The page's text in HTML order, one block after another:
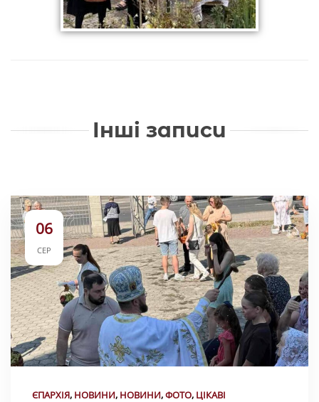
Інші записи
06
СЕР
ЄПАРХІЯ, НОВИНИ, НОВИНИ,ФОТО, ЦІКАВІ